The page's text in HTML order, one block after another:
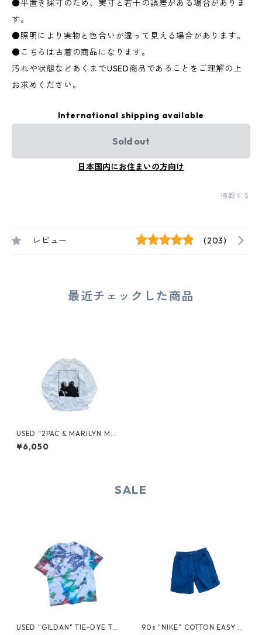
●平置き採寸のため、実寸と若干の誤差がある場合がありま
す。
●照明により実物と色合いが違って見える場合があります。
●こちらは古着の商品になります。
汚れや状態などあくまでUSED商品であることをご理解の上
お求めください。
International shipping available
Sold out
日本国内にお住まいの方向け
通報する
レビュー (203)
最近チェックした商品
USED "2PAC & MARILYN MO
NROE" L/S TEE
¥6,050
SALE
USED "GILDAN" TIE-DYE TE
90s "NIKE" COTTON EASY S